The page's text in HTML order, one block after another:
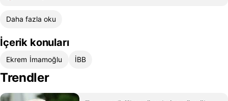
Daha fazla oku
İçerik konuları
Ekrem İmamoğlu İBB
Trendler